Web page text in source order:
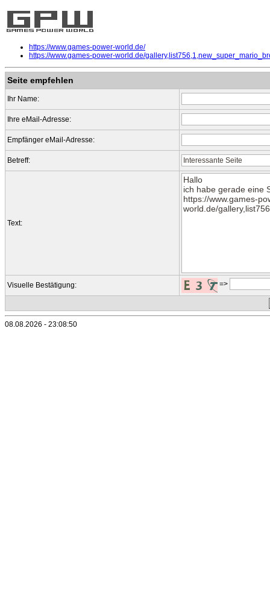
https://www.games-power-world.de/
https://www.games-power-world.de/
Seite empfehlen
Ihr Name:
Ihre eMail-Adresse:
Empfänger eMail-Adresse:
Betreff:
Text:
Visuelle Bestätigung: =>
08.08.2026 - 23:08:50